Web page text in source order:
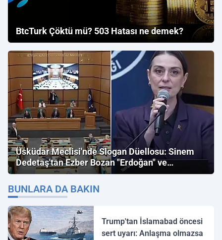
BtcTurk Çöktü mü? 503 Hatası ne demek?
Üsküdar Meclisi'nde Slogan Düellosu: Sinem
Dedetaş'tan Ezber Bozan "Erdoğan" ve
"İmamoğlu" Çıkışı!
BUNLARA DA BAKIN
Trump'tan İslamabad öncesi
sert uyarı: Anlaşma olmazsa